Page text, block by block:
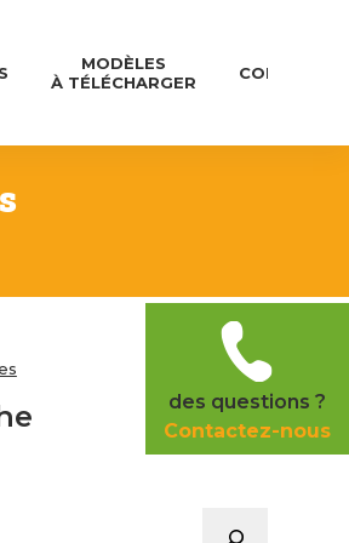
MODÈLES
À TÉLÉCHARGER
CONTACT
des questions ?
Contactez-nous